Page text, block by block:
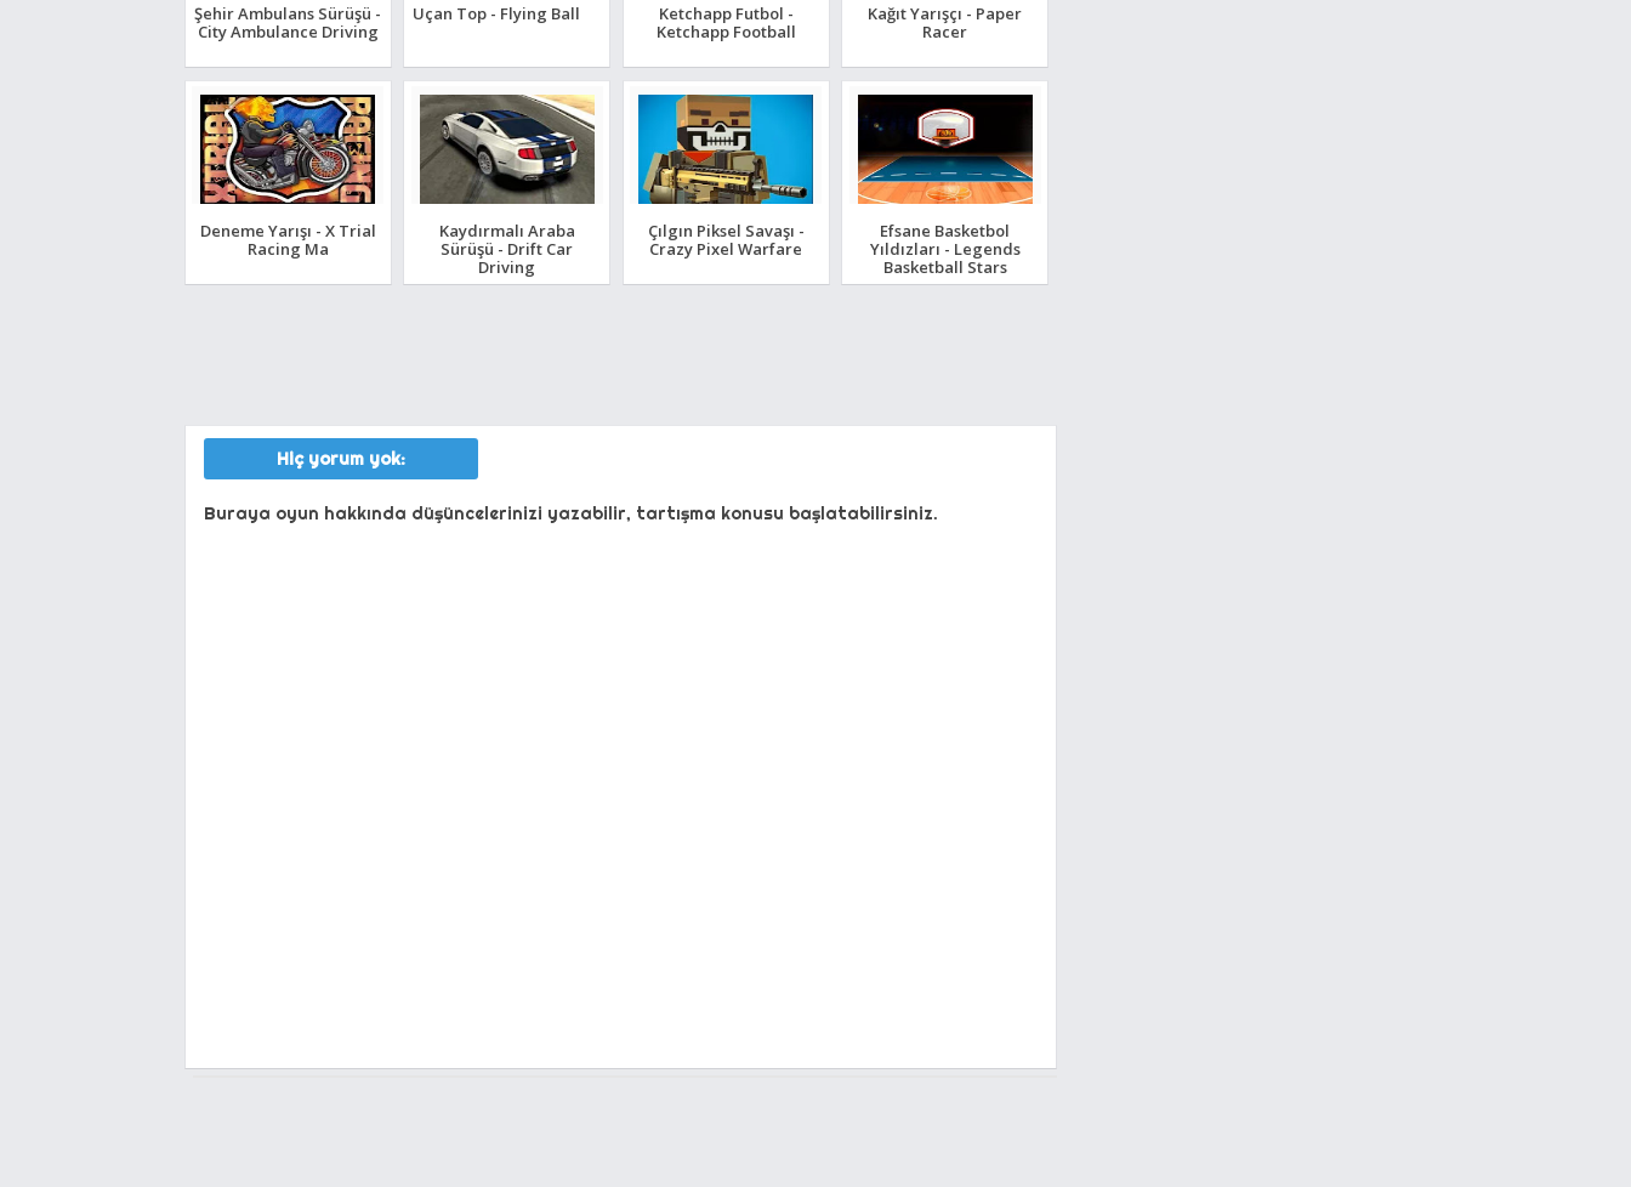
Şehir Ambulans Sürüşü -
City Ambulance Driving
Uçan Top - Flying Ball
Ketchapp Futbol -
Ketchapp Football
Kağıt Yarışçı - Paper
Racer
Deneme Yarışı - X Trial
Racing Ma
Kaydırmalı Araba
Sürüşü - Drift Car
Driving
Çılgın Piksel Savaşı -
Crazy Pixel Warfare
Efsane Basketbol
Yıldızları - Legends
Basketball Stars
Hiç yorum yok:
Buraya oyun hakkında düşüncelerinizi yazabilir, tartışma konusu başlatabilirsiniz.